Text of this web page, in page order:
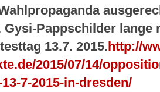
Gysi-Pappschilder lange
13.7. 2015. http://
2015/07/14/
7-2015-in-dresden/